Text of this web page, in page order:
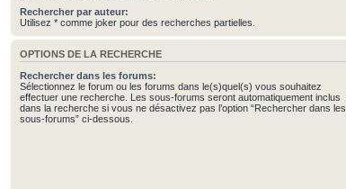
Rechercher par auteur:
Utilisez * comme joker pour des recherches partielles.
OPTIONS DE LA RECHERCHE
Rechercher dans les forums:
Sélectionnez le forum ou les forums dans le(s)quel(s) vous souhaitez
effectuer une recherche. Les sous-forums seront automatiquement inclus
dans la recherche si vous ne désactivez pas l’option “Rechercher dans les
sous-forums” ci-dessous.